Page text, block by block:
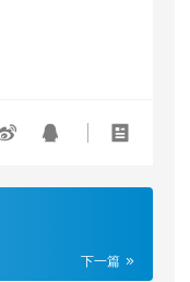
下一篇